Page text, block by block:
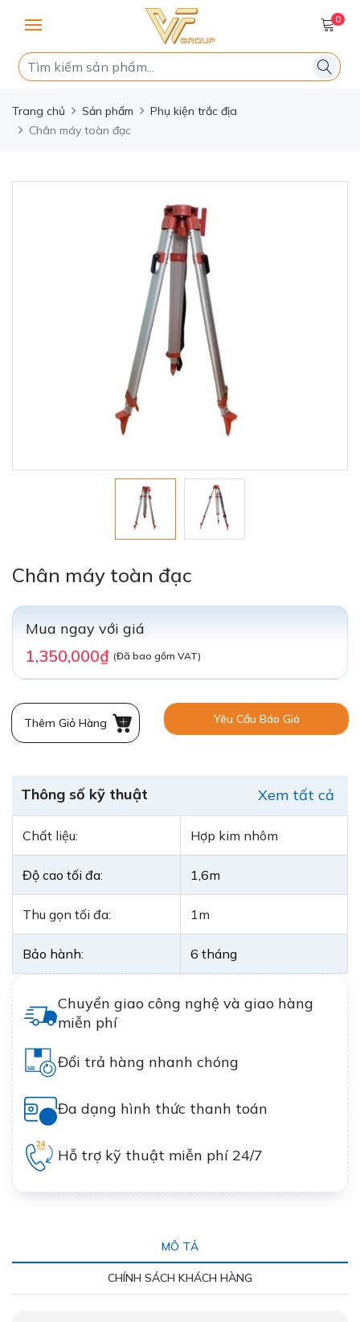
0
Trang chủ Sản phẩm
Phụ kiện trắc địa
Chân máy toàn đạc
Chân máy toàn đạc
Mua ngay với giá
1,350,000₫ (Đã bao gồm VAT)
Thêm Giỏ Hàng Yêu Cầu Báo Giá
Thông số kỹ thuật Xem tất cả
Chất liệu: Hợp kim nhôm
Độ cao tối đa: 1,6m
Thu gọn tối đa: 1m
Bảo hành: 6 tháng
Chuyển giao công nghệ và giao hàng
miễn phí
Đổi trả hàng nhanh chóng
Đa dạng hình thức thanh toán
Hỗ trợ kỹ thuật miễn phí 24/7
MÔ TẢ
CHÍNH SÁCH KHÁCH HÀNG